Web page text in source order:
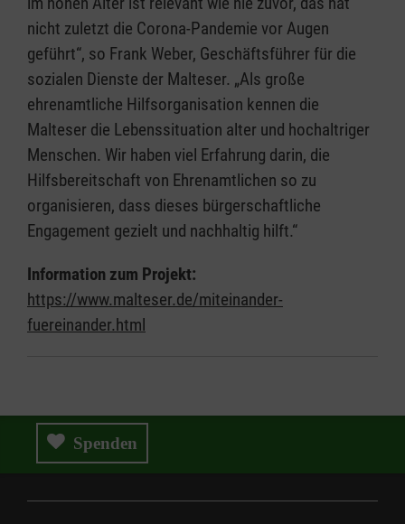
nicht zuletzt die Corona-Pandemie vor Augen
geführt“, so Frank Weber, Geschäftsführer für die
sozialen Dienste der Malteser. „Als große
ehrenamtliche Hilfsorganisation kennen die
Malteser die Lebenssituation alter und hochaltriger
Menschen. Wir haben viel Erfahrung darin, die
Hilfsbereitschaft von Ehrenamtlichen so zu
organisieren, dass dieses bürgerschaftliche
Engagement gezielt und nachhaltig hilft.“
Information zum Projekt:
https://www.malteser.de/miteinander-
fuereinander.html
Spenden